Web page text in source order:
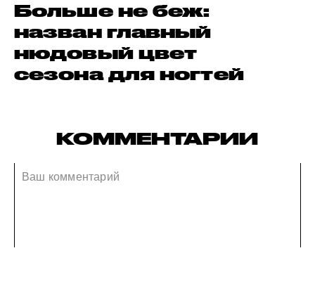
Больше не беж:
назван главный
нюдовый цвет
сезона для ногтей
КОММЕНТАРИИ